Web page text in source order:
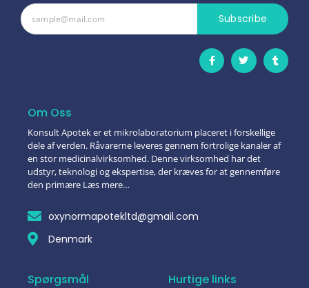
Subscribe
Om Oss
Konsult Apotek er et mikrolaboratorium placeret i forskellige
dele af verden. Råvarerne leveres gennem fortrolige kanaler af
en stor medicinalvirksomhed. Denne virksomhed har det
udstyr, teknologi og ekspertise, der kræves for at gennemføre
den primære Læs mere…
oxynormapotekltd@gmail.com
Denmark
Spørgsmål Hurtige links